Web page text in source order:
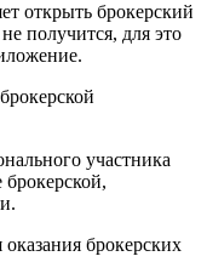
открыть брокерский
получится, для это
участника
брокерских